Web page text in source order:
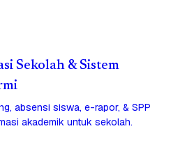
Sekolah & Sistem
absensi siswa, e-rapor, & SPP
akademik untuk sekolah.